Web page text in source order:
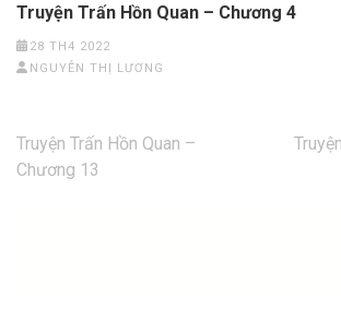
Truyện Trấn Hồn Quan – Chương 4
28 TH4 2022
NGUYỄN THỊ LƯƠNG
Điều
hướng
Truyện Trấn Hồn Quan –
Chương 13